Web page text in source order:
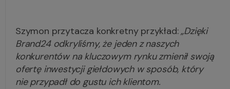
Szymon przytacza konkretny przykład:„Dzięki
Brand24 odkryliśmy, że jeden z naszych
konkurentów na kluczowym rynku zmienił swoją
ofertę inwestycji giełdowych w sposób, który
nie przypadł do gustu ich klientom.